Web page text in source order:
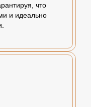
что
и идеально